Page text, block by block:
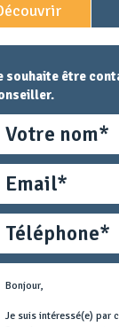
l'agence
souhaite être